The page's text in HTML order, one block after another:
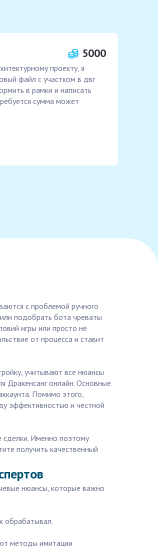
5000
проекту, я
файл с участком в двг
в рамки и написать
сумма может
с проблемой ручного
подобрать бота чреваты
игры или просто не
от процесса и ставит
учитывают все нюансы
Дракенсанг онлайн. Основные
Помимо этого,
эффективностью и честной
сделки. Именно поэтому
получить качественный
нюансы, которые важно
обрабатывал.
методы имитации